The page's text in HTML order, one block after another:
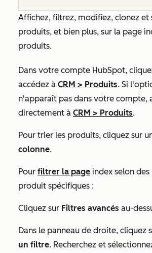
Affichez, filtrez, modifiez, clonez et
produits, et bien plus, sur la page
produits.
Dans votre compte HubSpot,
accédez à CRM > Produits. Si
n'apparaît pas dans votre compte,
directement à CRM > Produits.
Pour trier les produits, cliquez sur
colonne.
Pour filtrer la page index selon
produit spécifiques :
Cliquez sur Filtres avancés au-
Dans le panneau de droite, cliquez
un filtre. Recherchez et